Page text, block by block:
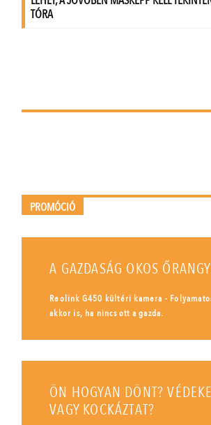
PROMÓCIÓ
A GAZDASÁG OKOS
Reolink G450 kültéri kamera -
akkor is, ha nincs ott a gazda.
ÖN HOGYAN DÖNT?
VAGY KOCKÁZTAT?